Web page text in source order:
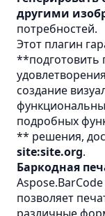
другими
потребностей.
Этот плагин
**подготовить
создание
подробных
** решения,
site:site.org.
Баркодная
позволяет